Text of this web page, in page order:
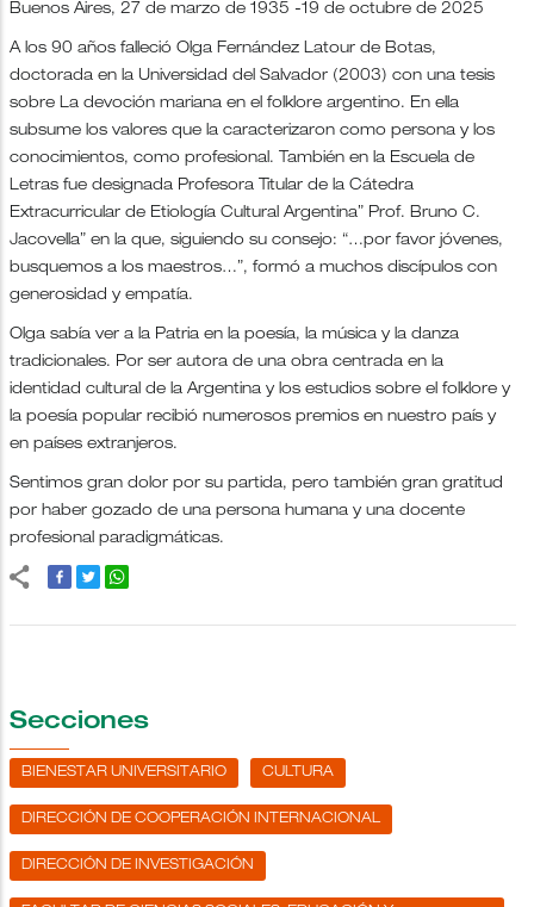
Buenos Aires, 27 de marzo de 1935 -19 de octubre de 2025
A los 90 años falleció Olga Fernández Latour de Botas,
doctorada en la Universidad del Salvador (2003) con una tesis
sobre La devoción mariana en el folklore argentino. En ella
subsume los valores que la caracterizaron como persona y los
conocimientos, como profesional. También en la Escuela de
Letras fue designada Profesora Titular de la Cátedra
Extracurricular de Etiología Cultural Argentina” Prof. Bruno C.
Jacovella” en la que, siguiendo su consejo: “…por favor jóvenes,
busquemos a los maestros…”, formó a muchos discípulos con
generosidad y empatía.
Olga sabía ver a la Patria en la poesía, la música y la danza
tradicionales. Por ser autora de una obra centrada en la
identidad cultural de la Argentina y los estudios sobre el folklore y
la poesía popular recibió numerosos premios en nuestro país y
en países extranjeros.
Sentimos gran dolor por su partida, pero también gran gratitud
por haber gozado de una persona humana y una docente
profesional paradigmáticas.
Secciones
BIENESTAR UNIVERSITARIO CULTURA
DIRECCIÓN DE COOPERACIÓN INTERNACIONAL
DIRECCIÓN DE INVESTIGACIÓN